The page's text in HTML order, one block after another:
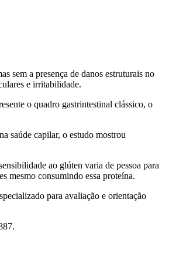
sem a presença de danos estruturais no
e irritabilidade.
o quadro gastrintestinal clássico, o
saúde capilar, o estudo mostrou
ao glúten varia de pessoa para
mesmo consumindo essa proteína.
para avaliação e orientação